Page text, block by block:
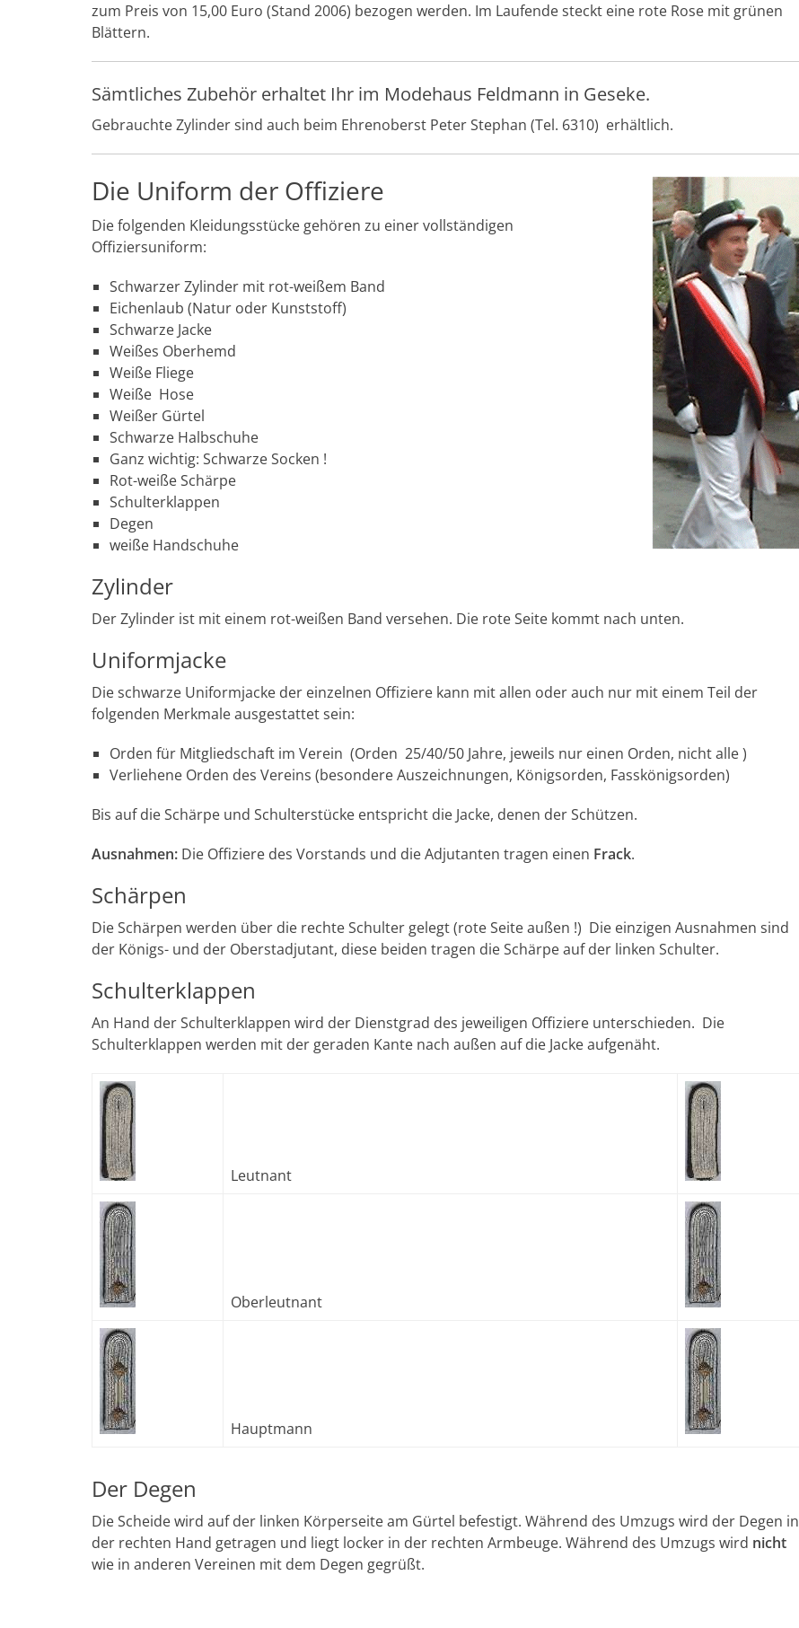
zum Preis von 15,00 Euro (Stand 2006) bezogen werden. Im Laufende steckt eine rote Rose mit grünen
Blättern.
Sämtliches Zubehör erhaltet Ihr im Modehaus Feldmann in Geseke.
Gebrauchte Zylinder sind auch beim Ehrenoberst Peter Stephan (Tel. 6310) erhältlich.
Die Uniform der Offiziere
Die folgenden Kleidungsstücke gehören zu einer vollständigen
Offiziersuniform:
Schwarzer Zylinder mit rot-weißem Band
Eichenlaub (Natur oder Kunststoff)
Schwarze Jacke
Weißes Oberhemd
Weiße Fliege
Weiße Hose
Weißer Gürtel
Schwarze Halbschuhe
Ganz wichtig: Schwarze Socken !
Rot-weiße Schärpe
Schulterklappen
Degen
weiße Handschuhe
Zylinder
Der Zylinder ist mit einem rot-weißen Band versehen. Die rote Seite kommt nach unten.
Uniformjacke
Die schwarze Uniformjacke der einzelnen Offiziere kann mit allen oder auch nur mit einem Teil der
folgenden Merkmale ausgestattet sein:
Orden für Mitgliedschaft im Verein (Orden 25/40/50 Jahre, jeweils nur einen Orden, nicht alle )
Verliehene Orden des Vereins (besondere Auszeichnungen, Königsorden, Fasskönigsorden)
Bis auf die Schärpe und Schulterstücke entspricht die Jacke, denen der Schützen.
Ausnahmen: Die Offiziere des Vorstands und die Adjutanten tragen einen Frack.
Schärpen
Die Schärpen werden über die rechte Schulter gelegt (rote Seite außen !) Die einzigen Ausnahmen sind
der Königs- und der Oberstadjutant, diese beiden tragen die Schärpe auf der linken Schulter.
Schulterklappen
An Hand der Schulterklappen wird der Dienstgrad des jeweiligen Offiziere unterschieden. Die
Schulterklappen werden mit der geraden Kante nach außen auf die Jacke aufgenäht.
Leutnant
Oberleutnant
Hauptmann
Der Degen
Die Scheide wird auf der linken Körperseite am Gürtel befestigt. Während des Umzugs wird der Degen in
der rechten Hand getragen und liegt locker in der rechten Armbeuge. Während des Umzugs wird nicht
wie in anderen Vereinen mit dem Degen gegrüßt.